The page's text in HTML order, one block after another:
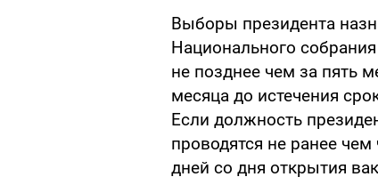
Выборы президента
Национального
не позднее чем за пять
месяца до истечения
Если должность
проводятся не ранее
дней со дня открытия